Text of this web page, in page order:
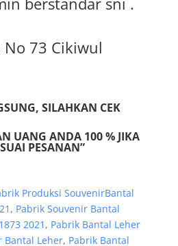
No 73 Cikiwul
SILAHKAN CEK
UANG ANDA 100 % JIKA
PESANAN”
Produksi SouvenirBantal
, Pabrik Souvenir Bantal
2021 , Pabrik Bantal Leher
Leher, Pabrik Bantal